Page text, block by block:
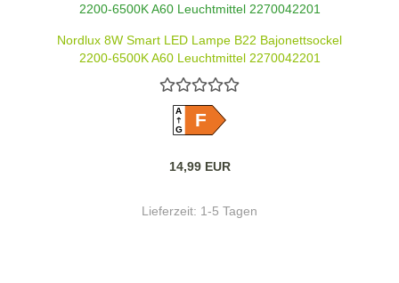
Nordlux 8W Smart LED Lampe B22 Bajonettsockel
2200-6500K A60 Leuchtmittel 2270042201
A
GF
14,99 EUR
Lieferzeit: 1-5 Tagen